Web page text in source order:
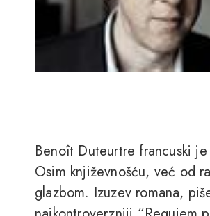
Benoît Duteurtre francuski
Osim književnošću, već od
glazbom. Izuzev romana,